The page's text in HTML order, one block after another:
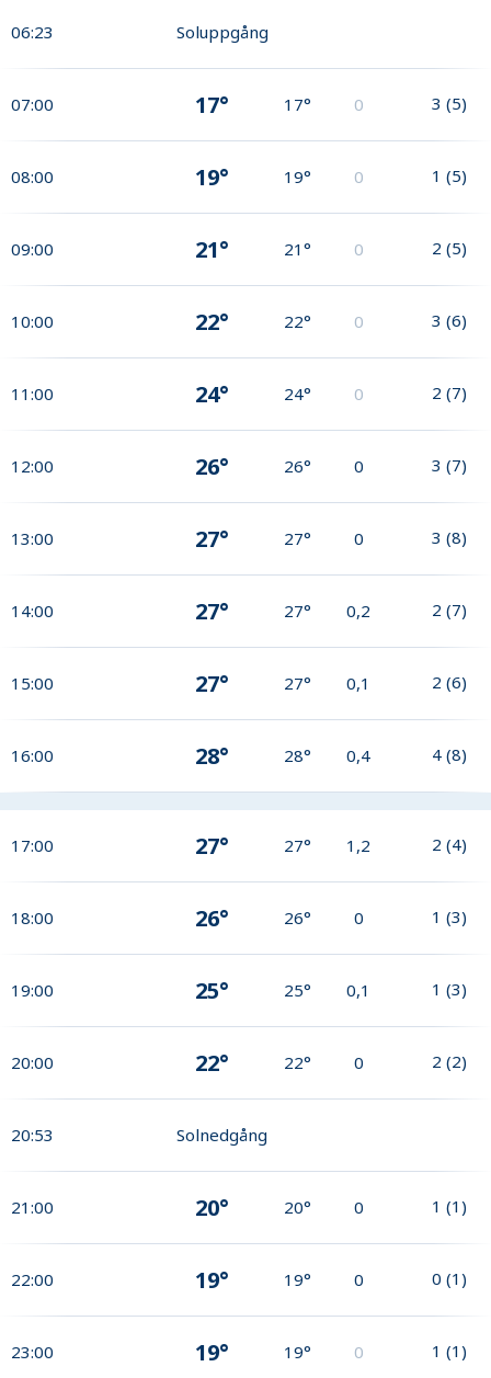
06:23 Soluppgång
07:00 17° 17° 0 3 (5)
08:00 19° 19° 0 1 (5)
09:00 21° 21° 0 2 (5)
10:00 22° 22° 0 3 (6)
11:00 24° 24° 0 2 (7)
12:00 26° 26° 0 3 (7)
13:00 27° 27° 0 3 (8)
14:00 27° 27° 0,2 2 (7)
15:00 27° 27° 0,1 2 (6)
16:00 28° 28° 0,4 4 (8)
17:00 27° 27° 1,2 2 (4)
18:00 26° 26° 0 1 (3)
19:00 25° 25° 0,1 1 (3)
20:00 22° 22° 0 2 (2)
20:53 Solnedgång
21:00 20° 20° 0 1 (1)
22:00 19° 19° 0 0 (1)
23:00 19° 19° 0 1 (1)